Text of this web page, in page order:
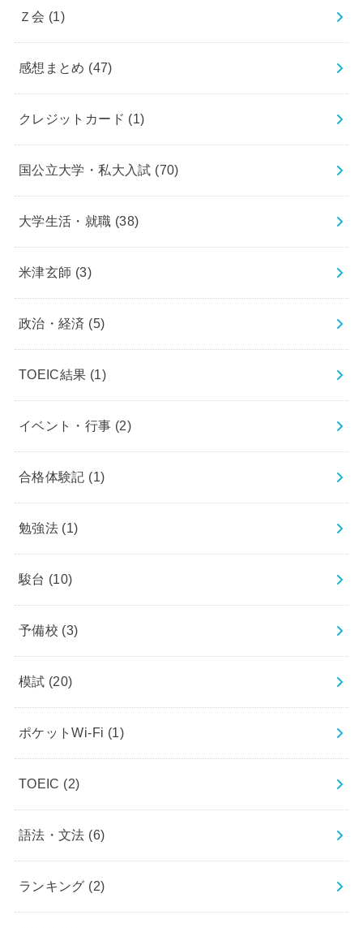
Ｚ会 (1)
感想まとめ (47)
クレジットカード (1)
国公立大学・私大入試 (70)
大学生活・就職 (38)
米津玄師 (3)
政治・経済 (5)
TOEIC結果 (1)
イベント・行事 (2)
合格体験記 (1)
勉強法 (1)
駿台 (10)
予備校 (3)
模試 (20)
ポケットWi-Fi (1)
TOEIC (2)
語法・文法 (6)
ランキング (2)